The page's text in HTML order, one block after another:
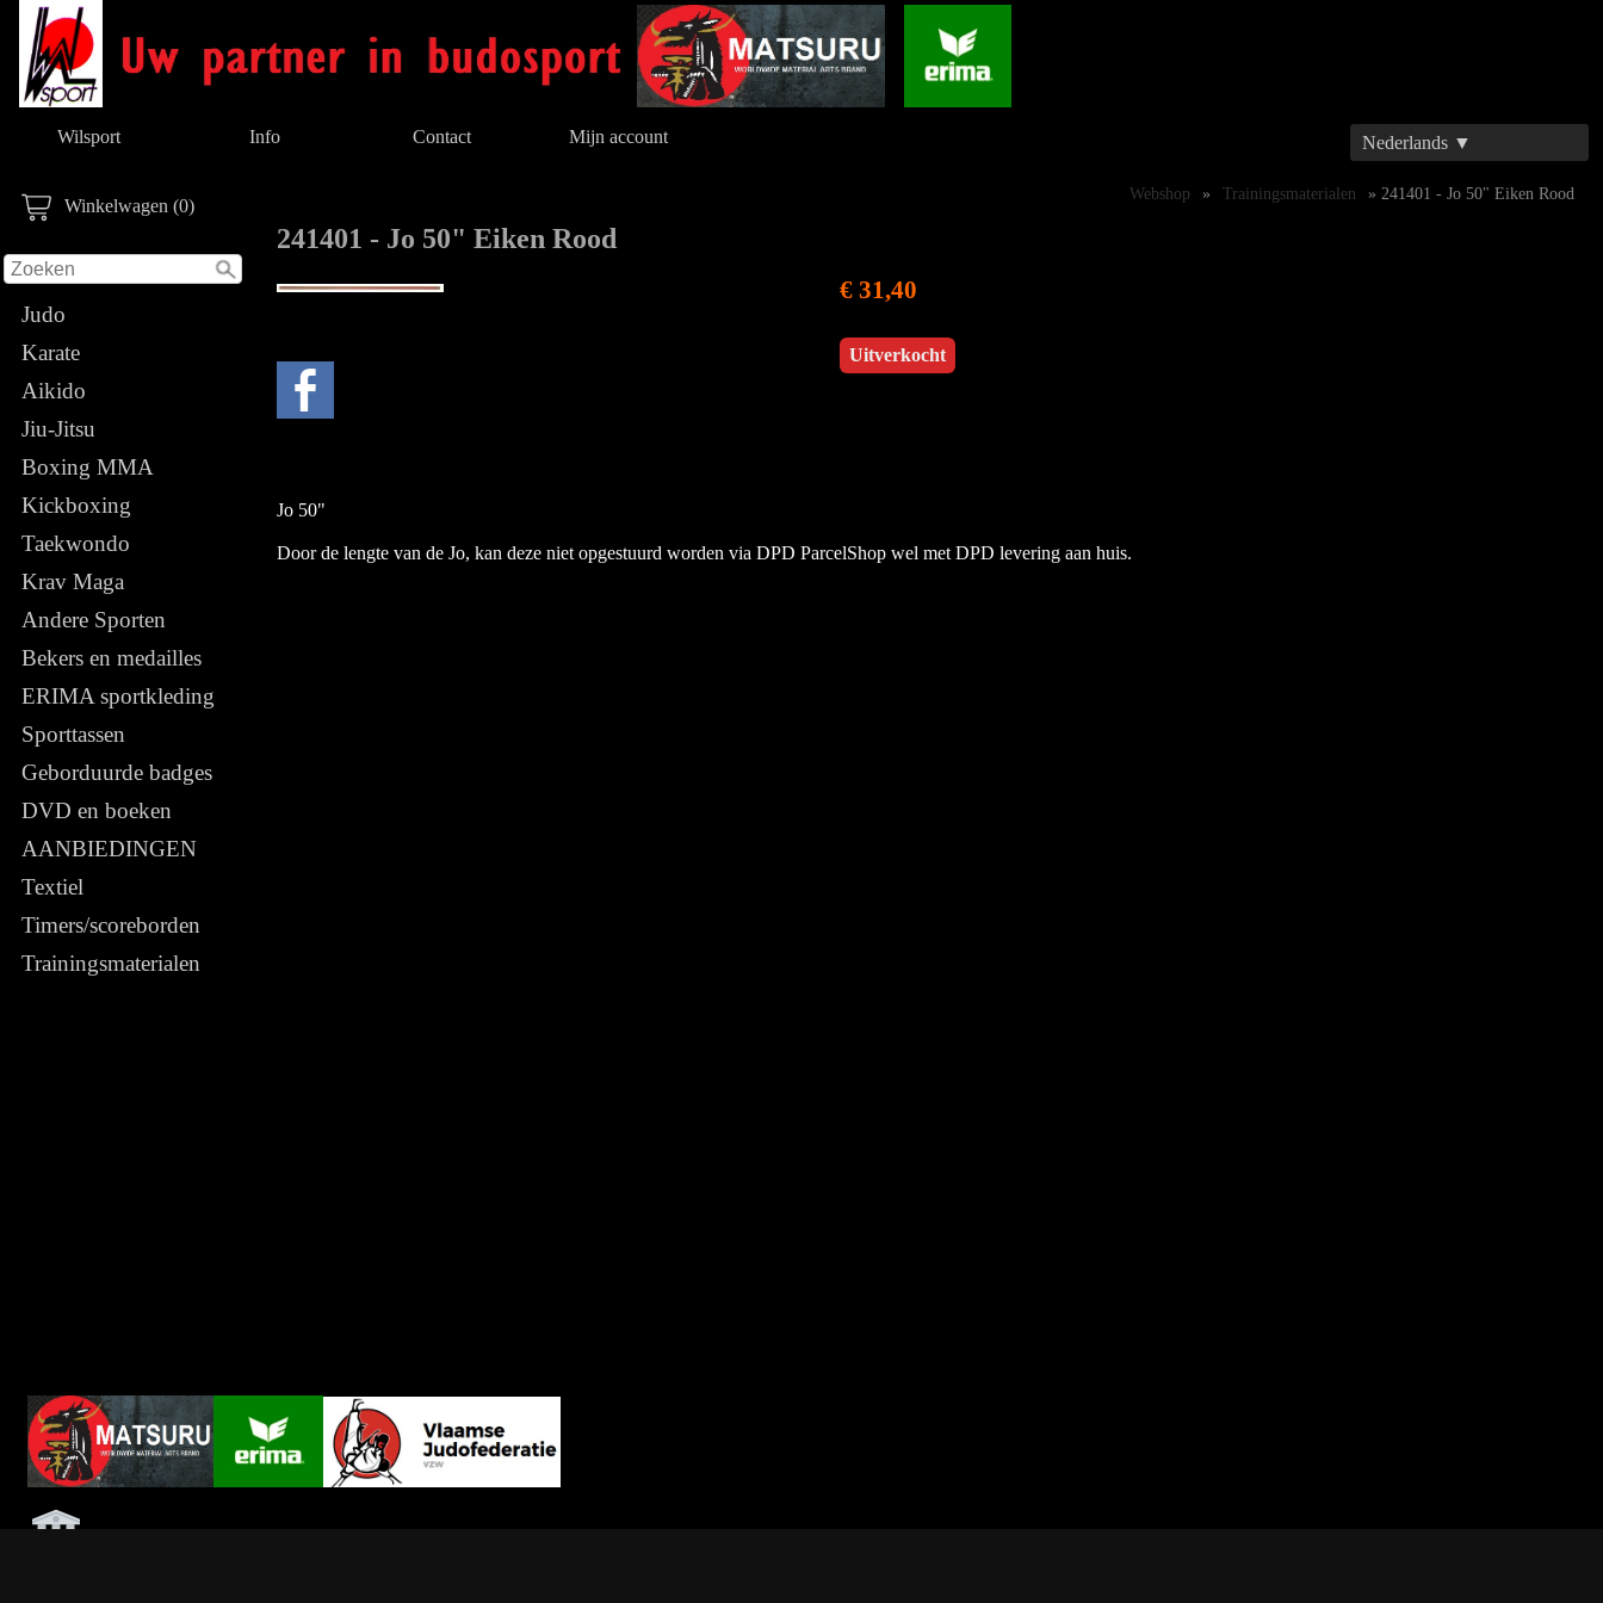
Nederlands ▼
Wilsport Info Contact Mijn account
Winkelwagen (0)
Judo
Karate
Aikido
Jiu-Jitsu
Boxing MMA
Kickboxing
Taekwondo
Krav Maga
Andere Sporten
Bekers en medailles
ERIMA sportkleding
Sporttassen
Geborduurde badges
DVD en boeken
AANBIEDINGEN
Textiel
Timers/scoreborden
Trainingsmaterialen
Webshop » Trainingsmaterialen » 241401 - Jo 50" Eiken Rood
241401 - Jo 50" Eiken Rood
€ 31,40
Uitverkocht
Jo 50"
Door de lengte van de Jo, kan deze niet opgestuurd worden via DPD ParcelShop wel met DPD levering aan huis.